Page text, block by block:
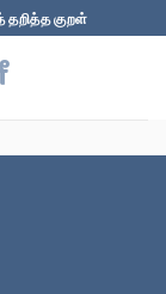
தறித்த குறள்